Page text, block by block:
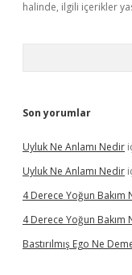
halinde, ilgili içerikler
Son yorumlar
Uyluk Ne Anlamı Nedir
Uyluk Ne Anlamı Nedir
4 Derece Yoğun Bakım
4 Derece Yoğun Bakım
Bastırılmış Ego Ne